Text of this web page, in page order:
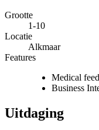
Grootte
1-10
Locatie
Alkmaar
Features
Medical feed
Business
Uitdaging